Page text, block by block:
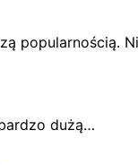
popularnością.
dużą…